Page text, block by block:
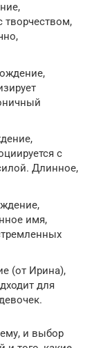
творчеством,
с
Длинное,
имя,
(от Ирина),
для
и выбор